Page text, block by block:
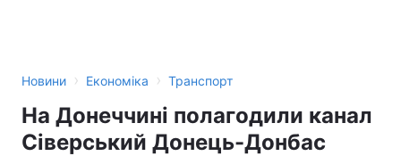
Новини › Економіка › Транспорт
На Донеччині полагодили канал
Сіверський Донець-Донбас